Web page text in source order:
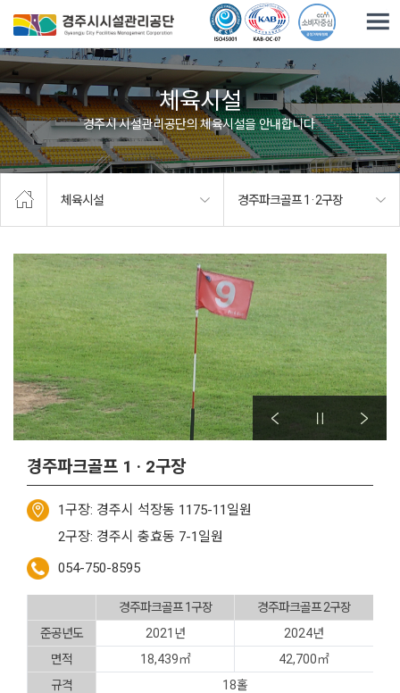
체육시설
경주시 시설관리공단의 체육시설을 안내합니다.
체육시설 경주파크골프 1 · 2구장
경주파크골프 1 · 2구장
1구장: 경주시 석장동 1175-11일원
2구장: 경주시 충효동 7-1일원
054-750-8595
경주파크골프 1구장
경주파크골프 2구장
준공년도
2021년
2024년
면적
18,439㎡
42,700㎡
규격
18홀